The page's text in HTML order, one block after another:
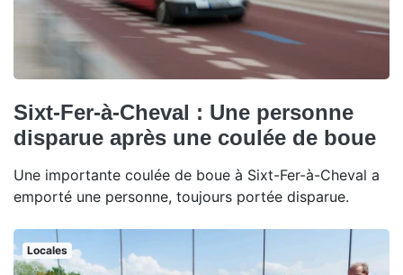
Sixt-Fer-à-Cheval : Une personne
disparue après une coulée de boue
Une importante coulée de boue à Sixt-Fer-à-Cheval a
emporté une personne, toujours portée disparue.
Locales